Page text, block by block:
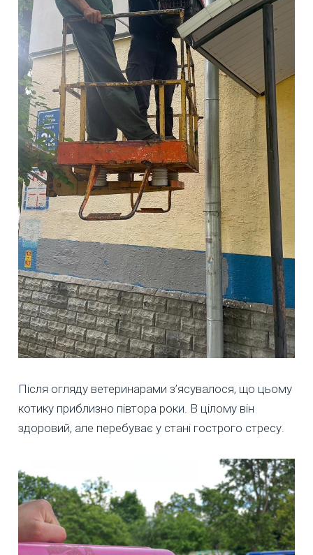
Після огляду ветеринарами з’ясувалося, що цьому
котику приблизно півтора роки. В цілому він
здоровий, але перебуває у стані гострого стресу.